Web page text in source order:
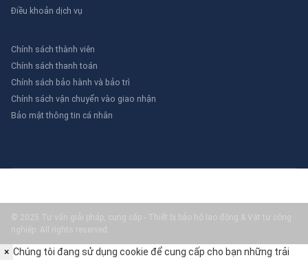
Điều khoản dịch vụ
Chính sách thành viên
Chính sách thanh toán
Chính sách bảo hành và bảo trì
Chính sách vận chuyển vào giao nhận
Bảo mật thông tin cá nhân
© 2025 Tư vấn giải pháp, cung cấp - Thiết bị bảo hộ lao động & Vật tư công
nghiệp. All rights reserved.
× Chúng tôi đang sử dụng cookie để cung cấp cho bạn những trải